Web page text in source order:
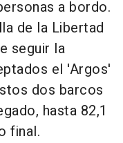
a bordo.
de la Libertad
seguir la
el 'Argos'
dos barcos
hasta 82,1
final.